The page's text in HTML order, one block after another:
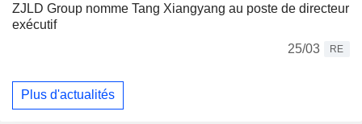
ZJLD Group nomme Tang Xiangyang au poste de directeur
exécutif
25/03
RE
Plus d'actualités